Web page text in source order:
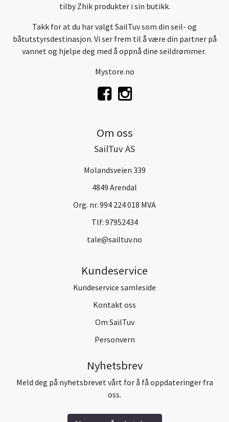
tilby Zhik produkter i sin butikk.
Takk for at du har valgt SailTuv som din seil- og
båtutstyrsdestinasjon. Vi ser frem til å være din partner på
vannet og hjelpe deg med å oppnå dine seildrømmer.
Mystore.no
Om oss
SailTuv AS
Molandsveien 339
4849 Arendal
Org. nr. 994 224 018 MVA
Tlf: 97952434
tale@sailtuv.no
Kundeservice
Kundeservice samleside
Kontakt oss
Om SailTuv
Personvern
Nyhetsbrev
Meld deg på nyhetsbrevet vårt for å få oppdateringer fra
oss.